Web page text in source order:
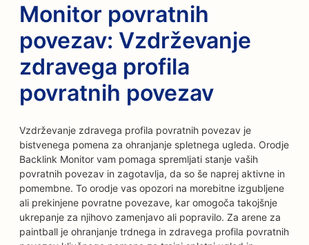
Monitor povratnih
povezav: Vzdrževanje
zdravega profila
povratnih povezav
Vzdrževanje zdravega profila povratnih povezav je
bistvenega pomena za ohranjanje spletnega ugleda. Orodje
Backlink Monitor vam pomaga spremljati stanje vaših
povratnih povezav in zagotavlja, da so še naprej aktivne in
pomembne. To orodje vas opozori na morebitne izgubljene
ali prekinjene povratne povezave, kar omogoča takojšnje
ukrepanje za njihovo zamenjavo ali popravilo. Za arene za
paintball je ohranjanje trdnega in zdravega profila povratnih